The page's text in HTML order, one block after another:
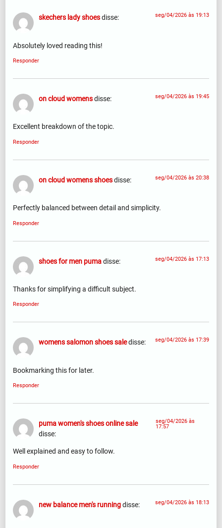
skechers lady shoesdisse: seg/04/2026 às 19:13
Absolutely loved reading this!
Responder
on cloud womensdisse: seg/04/2026 às 19:45
Excellent breakdown of the topic.
Responder
on cloud womens shoesdisse: seg/04/2026 às 20:38
Perfectly balanced between detail and simplicity.
Responder
shoes for men pumadisse: seg/04/2026 às 17:13
Thanks for simplifying a difficult subject.
Responder
womens salomon shoes saledisse: seg/04/2026 às 17:39
Bookmarking this for later.
Responder
puma women's shoes online sale
disse:
seg/04/2026 às
17:57
Well explained and easy to follow.
Responder
new balance men's runningdisse: seg/04/2026 às 18:13